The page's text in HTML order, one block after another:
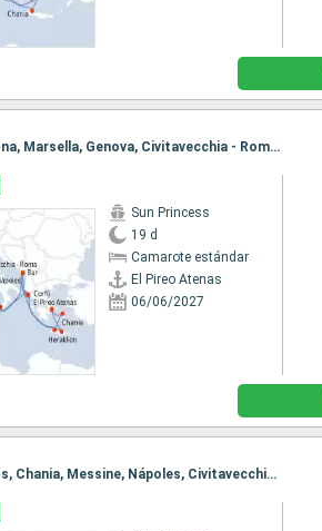
Itinerario : El Pireo Atenas, Heraklion, Bar, Corfú, Messine, Barcelona, Marsella, Genova, Civitavecchia - Roma, Nápoles, Bar, Corfú, Chania, Mykonos, El Pireo Atenas
Sun Princess
19 d
Camarote estándar
El Pireo Atenas
06/06/2027
Itinerario : El Pireo Atenas, Heraklion, Kusadasi, Santoríni, Mykonos, Chania, Messine, Nápoles, Civitavecchia - Roma, Barcelona, Marsella, Santa Margherita, Civitavecchia - Roma, Nápoles, Palermo, Heraklion, Kusadasi, Mykonos, El Pireo Atenas